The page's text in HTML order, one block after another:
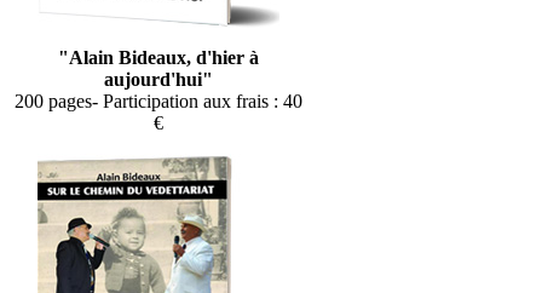
"Alain Bideaux, d'hier à
aujourd'hui"
200 pages- Participation aux frais : 40
€